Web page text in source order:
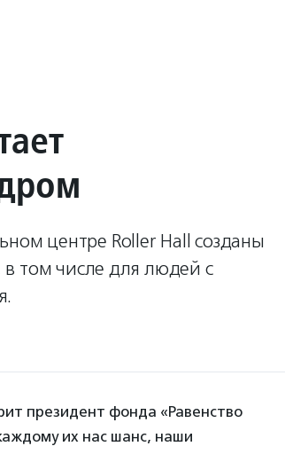
центре Roller Hall созданы
в том числе для людей с
президент фонда «Равенство
их нас шанс, наши